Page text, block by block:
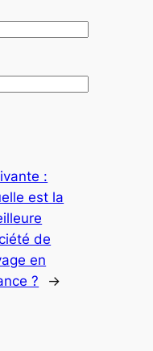
:
est la
de
en
?
→